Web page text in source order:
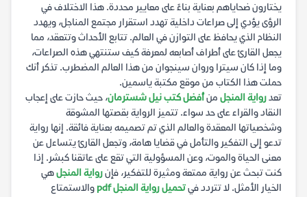
يختارون ضحاياهم بعناية بناءً على معايير محددة. هذا الاختلاف في
الرؤى يؤدي إلى صراعات داخلية تهدد استقرار مجتمع المناجل، ويهدد
النظام الذي يحافظ على التوازن في العالم. تتابع الأحداث وتتعقد، مما
يجعل القارئ على أطراف أصابعه لمعرفة كيف ستنتهي هذه الصراعات،
وما إذا كان سيترا وروان سينجوان من هذا العالم المضطرب. تذكر أنك
حملت هذا الكتاب من موقع مكتبة ياسمين.
تعدرواية المنجل منأفضل كتب نيل شسترمان، حيث حازت على إعجاب
النقاد والقراء على حد سواء. تتميز الرواية بقصتها المشوقة
وشخصياتها المعقدة والعالم الذي تم تصميمه بعناية فائقة. إنها رواية
تدعو إلى التفكير والتأمل في قضايا هامة، وتجعل القارئ يتساءل عن
معنى الحياة والموت، وعن المسؤولية التي تقع على عاتقنا كبشر. إذا
كنت تبحث عن رواية ممتعة ومثيرة للتفكير، فإنرواية المنجلهي
الخيار الأمثل. لا تتردد فيتحميل رواية المنجل pdf
والاستمتاع